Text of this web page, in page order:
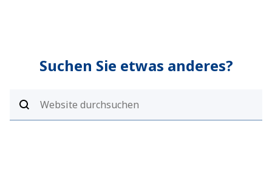
Suchen Sie etwas anderes?